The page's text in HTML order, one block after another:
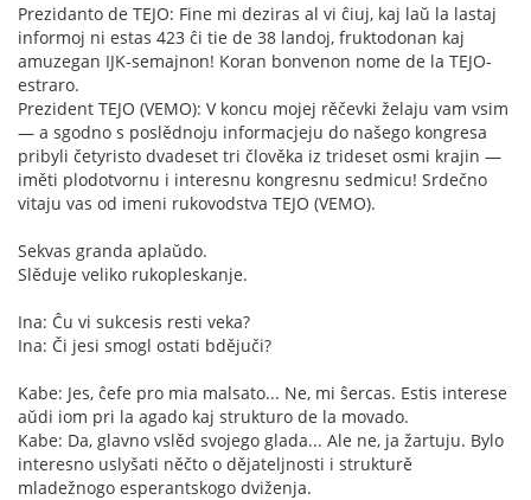
Prezidanto de TEJO: Fine mi deziras al vi ĉiuj, kaj laŭ la lastaj
informoj ni estas 423 ĉi tie de 38 landoj, fruktodonan kaj
amuzegan IJK-semajnon! Koran bonvenon nome de la TEJO-
estraro.
Prezident TEJO (VEMO): V koncu mojej rěčevki želaju vam vsim
— a sgodno s poslědnoju informacjeju do našego kongresa
pribyli četyristo dvadeset tri člověka iz trideset osmi krajin —
iměti plodotvornu i interesnu kongresnu sedmicu! Srdečno
vitaju vas od imeni rukovodstva TEJO (VEMO).
Sekvas granda aplaŭdo.
Slěduje veliko rukopleskanje.
Ina: Ĉu vi sukcesis resti veka?
Ina: Či jesi smogl ostati bdějuči?
Kabe: Jes, ĉefe pro mia malsato... Ne, mi ŝercas. Estis interese
aŭdi iom pri la agado kaj strukturo de la movado.
Kabe: Da, glavno vslěd svojego glada... Ale ne, ja žartuju. Bylo
interesno uslyšati něčto o dějateljnosti i strukturě
mladežnogo esperantskogo dviženja.